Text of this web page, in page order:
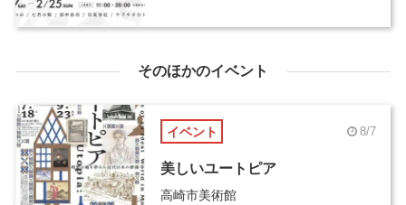
そのほかのイベント
イベント 8/7
美しいユートピア
高崎市美術館